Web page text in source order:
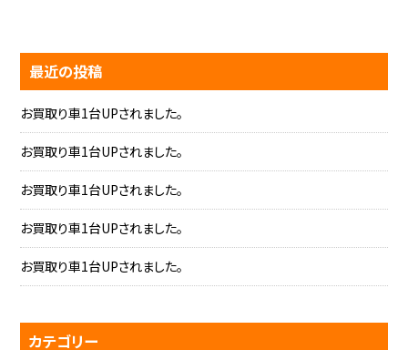
最近の投稿
お買取り車1台UPされました。
お買取り車1台UPされました。
お買取り車1台UPされました。
お買取り車1台UPされました。
お買取り車1台UPされました。
カテゴリー